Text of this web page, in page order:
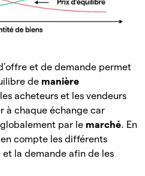
et de demande permet
de manière
acheteurs et les vendeurs
à chaque échange car
par le marché. En
compte les différents
la demande afin de les